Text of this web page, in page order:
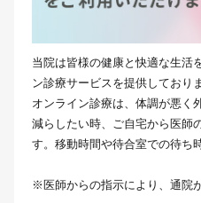
当院は皆様の健康と快適な生活
ン診療サービスを提供しており
オンライン診療は、体調が悪く
減らしたい時、ご自宅から医師
す。移動時間や待合室での待ち
※医師からの指示により、通院